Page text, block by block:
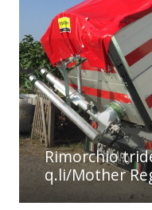
Rimorchio
q.li/Mother